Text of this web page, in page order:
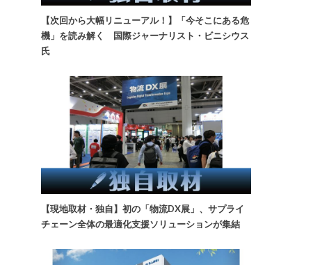
【次回から大幅リニューアル！】「今そこにある危
機」を読み解く 国際ジャーナリスト・ビニシウス
氏
【現地取材・独自】初の「物流DX展」、サプライ
チェーン全体の最適化支援ソリューションが集結